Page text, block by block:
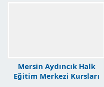
Mersin Aydıncık Halk
Eğitim Merkezi Kursları